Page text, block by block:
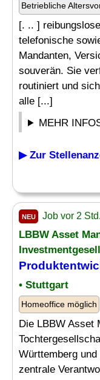
Betriebliche
[. .. ]
telefonische
Mandanten,
souverän. Sie
routiniert und
alle [...]
MEHR
▶ Zur
NEU Job vor 2
LBBW Asset
• Stuttgart
Homeoffice möglich
Die LBBW Asset
Württemberg
zentrale